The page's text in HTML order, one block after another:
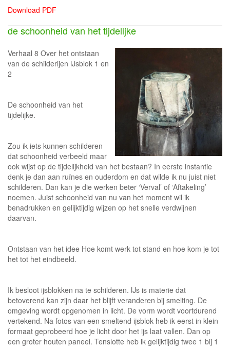
Download PDF
de schoonheid van het tijdelijke
Verhaal 8 Over het ontstaan
van de schilderijen IJsblok 1 en
2
De schoonheid van het
tijdelijke.
Zou ik iets kunnen schilderen
dat schoonheid verbeeld maar
ook wijst op de tijdelijkheid van het bestaan? In eerste instantie
denk je dan aan ruïnes en ouderdom en dat wilde ik nu juist niet
schilderen. Dan kan je die werken beter ‘Verval’ of ‘Aftakeling’
noemen. Juist schoonheid van nu van het moment wil ik
benadrukken en gelijktijdig wijzen op het snelle verdwijnen
daarvan.
Ontstaan van het idee Hoe komt werk tot stand en hoe kom je tot
het tot het eindbeeld.
Ik besloot ijsblokken na te schilderen. IJs is materie dat
betoverend kan zijn daar het blijft veranderen bij smelting. De
omgeving wordt opgenomen in licht. De vorm wordt voortdurend
vertekend. Na fotos van een smeltend ijsblok heb ik eerst in klein
formaat geprobeerd hoe je licht door het ijs laat vallen. Dan op
een groter houten paneel. Tenslotte heb ik gelijktijdig twee 1 bij 1